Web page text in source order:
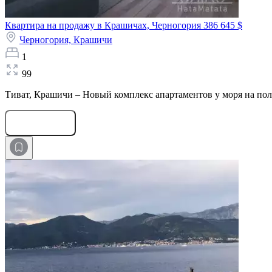
Квартира на продажу в Крашичах, Черногория 386 645 $
Черногория, Крашичи
1
99
Тиват, Крашичи – Новый комплекс апартаментов у моря на